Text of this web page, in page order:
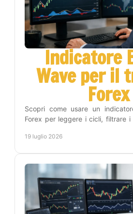
Indicatore
Wave per il
Forex
Scopri come usare un
Forex per leggere i cicli, filtrare i
19 luglio 2026